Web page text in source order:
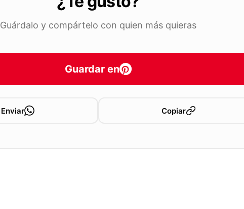
Guárdalo y compártelo con quien más quieras
Guardar en
Enviar Copiar